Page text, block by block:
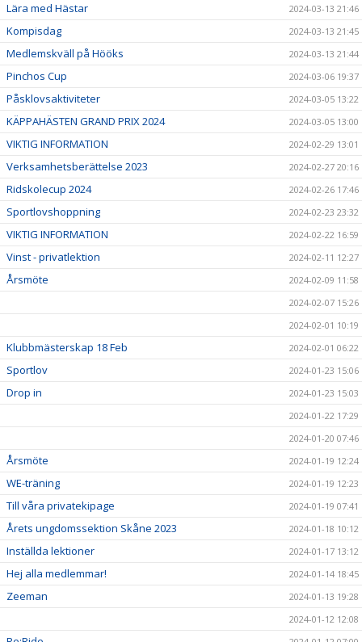
Lära med Hästar 2024-03-13 21:46
Kompisdag 2024-03-13 21:45
Medlemskväll på Hööks 2024-03-13 21:44
Pinchos Cup 2024-03-06 19:37
Påsklovsaktiviteter 2024-03-05 13:22
KÄPPAHÄSTEN GRAND PRIX 2024 2024-03-05 13:00
VIKTIG INFORMATION 2024-02-29 13:01
Verksamhetsberättelse 2023 2024-02-27 20:16
Ridskolecup 2024 2024-02-26 17:46
Sportlovshoppning 2024-02-23 23:32
VIKTIG INFORMATION 2024-02-22 16:59
Vinst - privatlektion 2024-02-11 12:27
Årsmöte
2024-02-09 11:58
2024-02-07 15:26
2024-02-01 10:19
Klubbmästerskap 18 Feb 2024-02-01 06:22
Sportlov 2024-01-23 15:06
Drop in
2024-01-23 15:03
2024-01-22 17:29
2024-01-20 07:46
Årsmöte 2024-01-19 12:24
WE-träning 2024-01-19 12:23
Till våra privatekipage 2024-01-19 07:41
Årets ungdomssektion Skåne 2023 2024-01-18 10:12
Inställda lektioner 2024-01-17 13:12
Hej alla medlemmar! 2024-01-14 18:45
Zeeman
2024-01-13 19:28
2024-01-12 12:08